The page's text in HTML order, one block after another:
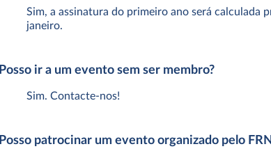
Sim, a assinatura do primeiro ano será calculada
janeiro.
Posso ir a um evento sem ser membro?
Sim. Contacte-nos!
Posso patrocinar um evento organizado pelo